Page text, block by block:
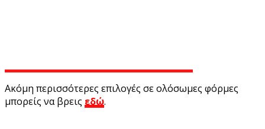
Ακόμη περισσότερες επιλογές σε ολόσωμες φόρμες
μπορείς να βρεις εδώ.